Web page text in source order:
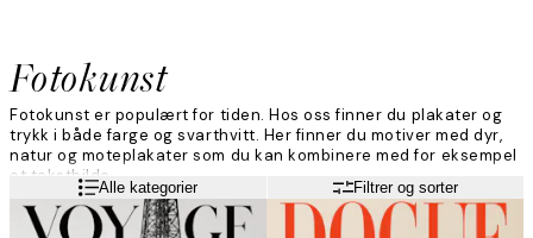
Fotokunst
Fotokunst er populært for tiden. Hos oss finner du plakater og
trykk i både farge og svarthvitt. Her finner du motiver med dyr,
natur og moteplakater som du kan kombinere med for eksempel
et tekstbilde.
Alle kategorier Filtrer og sorter